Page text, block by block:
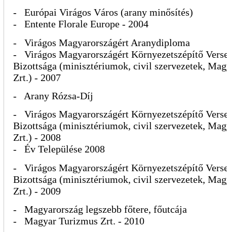
- Európai Virágos Város (arany minősítés)
- Entente Florale Europe - 2004
- Virágos Magyarországért Aranydiploma
- Virágos Magyarországért Környezetszépítő
Bizottsága (minisztériumok, civil szervezetek,
Zrt.) - 2007
- Arany Rózsa-Díj
- Virágos Magyarországért Környezetszépítő
Bizottsága (minisztériumok, civil szervezetek,
Zrt.) - 2008
- Év Települése 2008
- Virágos Magyarországért Környezetszépítő
Bizottsága (minisztériumok, civil szervezetek,
Zrt.) - 2009
- Magyarország legszebb főtere, főutcája
- Magyar Turizmus Zrt. - 2010